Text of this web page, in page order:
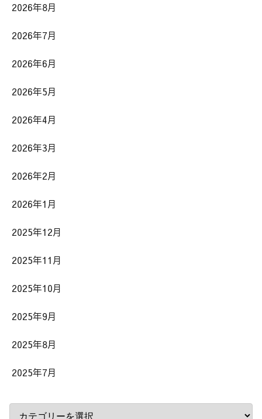
2026年8月
2026年7月
2026年6月
2026年5月
2026年4月
2026年3月
2026年2月
2026年1月
2025年12月
2025年11月
2025年10月
2025年9月
2025年8月
2025年7月